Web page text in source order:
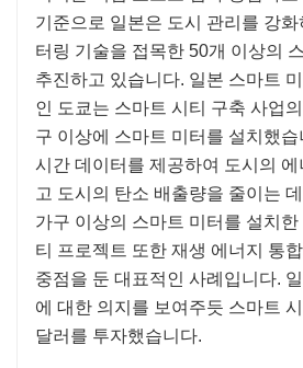
기준으로 일본은 도시 관리를 강화
터링 기술을 접목한 50개 이상의
추진하고 있습니다. 일본 스마트
인 도쿄는 스마트 시티 구축 사업
구 이상에 스마트 미터를 설치했
시간 데이터를 제공하여 도시의
고 도시의 탄소 배출량을 줄이는
가구 이상의 스마트 미터를 설치한
티 프로젝트 또한 재생 에너지 통
중점을 둔 대표적인 사례입니다.
에 대한 의지를 보여주듯 스마트
달러를 투자했습니다.